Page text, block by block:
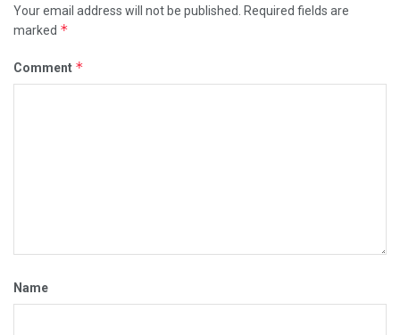
Your email address will not be published. Required fields are
marked *
Comment *
Name